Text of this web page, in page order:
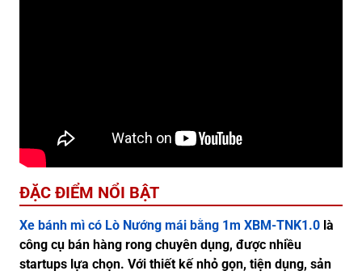
ĐẶC ĐIỂM NỔI BẬT
Xe bánh mì có Lò Nướng mái bằng 1m XBM-TNK1.0 là
công cụ bán hàng rong chuyên dụng, được nhiều
startups lựa chọn. Với thiết kế nhỏ gọn, tiện dụng, sản